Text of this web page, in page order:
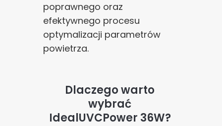
poprawnego oraz
efektywnego procesu
optymalizacji parametrów
powietrza.
Dlaczego warto
wybrać
IdealUVCPower 36W?